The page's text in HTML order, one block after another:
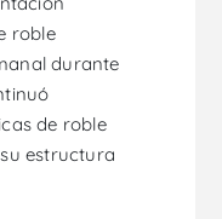
roble
durante
de roble
estructura